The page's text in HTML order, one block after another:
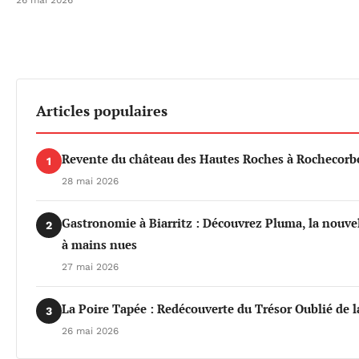
Articles populaires
1 Revente du château des Hautes Roches à
28 mai 2026
2
Gastronomie à Biarritz : Découvrez Pluma, la
à mains nues
27 mai 2026
3 La Poire Tapée : Redécouverte du Trésor Oublié de
26 mai 2026